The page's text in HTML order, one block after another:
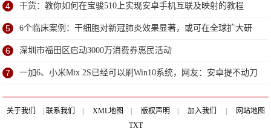
4 干货：教你如何在宝骏510上实现安卓手机互联及映射的教程
5 6个临床案例：干细胞对新冠肺炎效果显著，或可在全球扩大研
究
6 深圳市福田区启动3000万消费券惠民活动
7 一加6、小米Mix 2S已经可以刷Win10系统，网友：安卓提不动刀
关于我们 | 联系我们 | XML地图 | 版权声明 | 加入我们 |
网站地图
TXT